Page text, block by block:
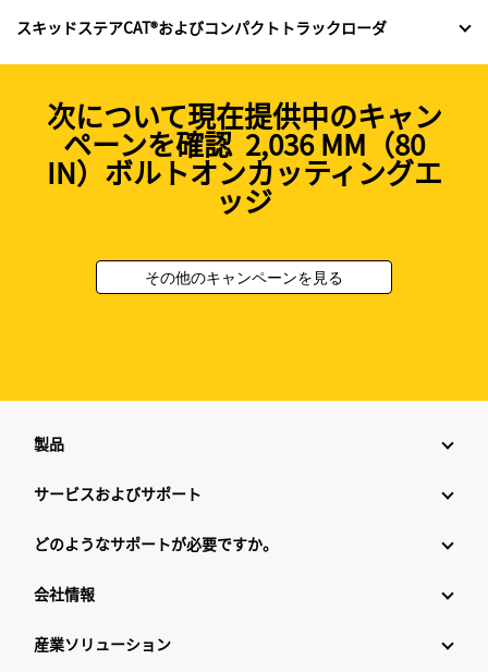
スキッドステアCAT®およびコンパクトトラックローダ
次について現在提供中のキャン
ペーンを確認 2,036 MM（80
IN）ボルトオンカッティングエ
ッジ
その他のキャンペーンを見る
製品
サービスおよびサポート
どのようなサポートが必要ですか。
会社情報
産業ソリューション